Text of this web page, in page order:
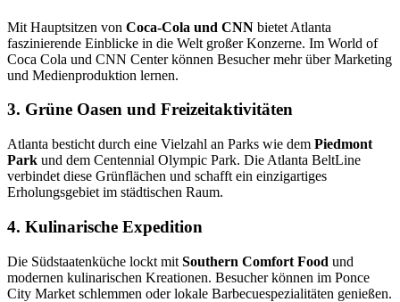
Mit Hauptsitzen von Coca-Cola und CNN bietet Atlanta
faszinierende Einblicke in die Welt großer Konzerne. Im World of
Coca Cola und CNN Center können Besucher mehr über Marketing
und Medienproduktion lernen.
3. Grüne Oasen und Freizeitaktivitäten
Atlanta besticht durch eine Vielzahl an Parks wie dem Piedmont
Park und dem Centennial Olympic Park. Die Atlanta BeltLine
verbindet diese Grünflächen und schafft ein einzigartiges
Erholungsgebiet im städtischen Raum.
4. Kulinarische Expedition
Die Südstaatenküche lockt mit Southern Comfort Food und
modernen kulinarischen Kreationen. Besucher können im Ponce
City Market schlemmen oder lokale Barbecuespezialitäten genießen.